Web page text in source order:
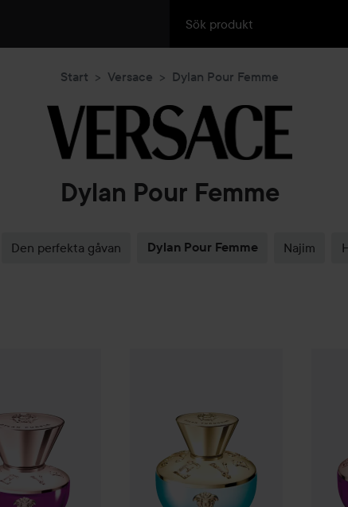
Start Versace Dylan Pour Femme
Dylan Pour Femme
Den perfekta gåvan Dylan Pour Femme Najim